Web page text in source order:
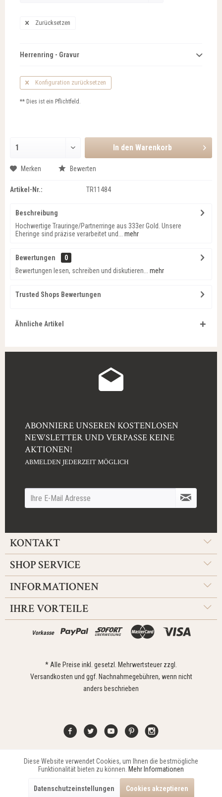
Zurücksetzen
Herrenring - Gravur
Konfiguration zurücksetzen
** Dies ist ein Pflichtfeld.
In den Warenkorb
Merken Bewerten
Artikel-Nr.: TR11484
Beschreibung
Hochwertige Trauringe/Partnerringe aus 333er Gold. Unsere
Eheringe sind präzise verarbeitet und...
mehr
Bewertungen
0
Bewertungen lesen, schreiben und diskutieren...
mehr
Trusted Shops Bewertungen
Ähnliche Artikel
ABONNIERE UNSEREN KOSTENLOSEN
NEWSLETTER UND VERPASSE KEINE
AKTIONEN!
ABMELDEN JEDERZEIT MÖGLICH
KONTAKT
SHOP SERVICE
INFORMATIONEN
IHRE VORTEILE
Vorkasse
* Alle Preise inkl. gesetzl. Mehrwertsteuer zzgl.
Versandkosten und ggf. Nachnahmegebühren, wenn nicht
anders beschrieben
Kontakt Widerrufsrecht Impressum Versand Datenschutz
Copyright © 2021 Edona Design GmbH // DesignDupp GmbH
Funktionale Aktiv
Aktiv
Diese Website verwendet Cookies, um Ihnen die bestmögliche
Funktionalität bieten zu können. Mehr Informationen
Datenschutzeinstellungen Cookies akzeptieren